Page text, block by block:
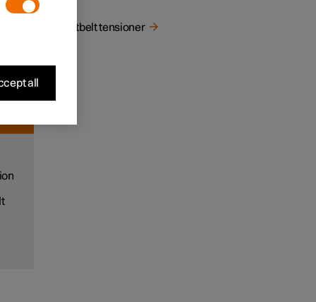
Seatbelt tensioner
all